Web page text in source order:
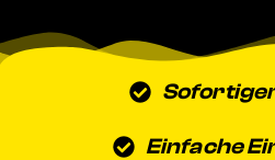
Einfache